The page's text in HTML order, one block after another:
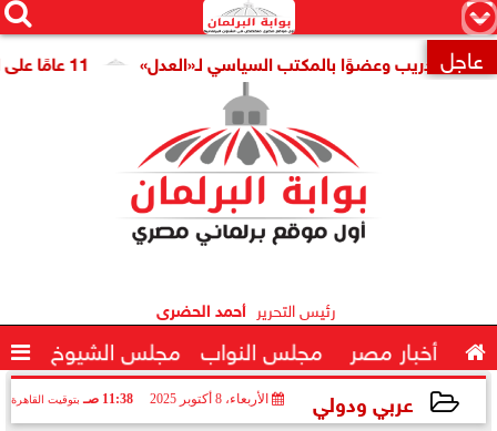
×


 عاجل 11 عامًا على افتتاح قناة السويس الجديدة.. النائبة مروة قنصوة: رؤية الدولة حولت الممر الملاحي إلى مركز اقتصادي عالمي وعضوًا بالمكتب السياسي لـ«العدل»
رئيس التحرير أحمد الحضرى
 أخبار مصر مجلس النواب مجلس الشيوخ 
عربي ودولي الأربعاء، 8 أكتوبر 2025 11:38 صـ بتوقيت القاهرة